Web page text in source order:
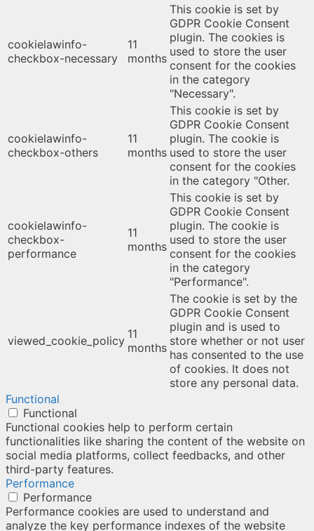
cookielawinfo-
checkbox-necessary
11
months
This cookie is set by
GDPR Cookie Consent
plugin. The cookies is
used to store the user
consent for the cookies
in the category
"Necessary".
cookielawinfo-
checkbox-others
11
months
This cookie is set by
GDPR Cookie Consent
plugin. The cookie is
used to store the user
consent for the cookies
in the category "Other.
cookielawinfo-
checkbox-
performance
11
months
This cookie is set by
GDPR Cookie Consent
plugin. The cookie is
used to store the user
consent for the cookies
in the category
"Performance".
viewed_cookie_policy 11
months
The cookie is set by the
GDPR Cookie Consent
plugin and is used to
store whether or not user
has consented to the use
of cookies. It does not
store any personal data.
Functional
Functional
Functional cookies help to perform certain
functionalities like sharing the content of the website on
social media platforms, collect feedbacks, and other
third-party features.
Performance
Performance
Performance cookies are used to understand and
analyze the key performance indexes of the website